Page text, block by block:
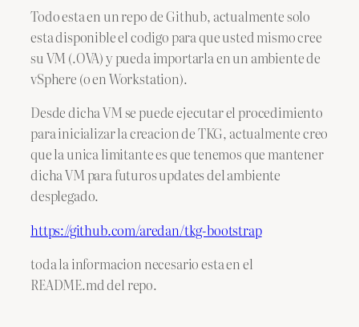
Todo esta en un repo de Github, actualmente solo
esta disponible el codigo para que usted mismo cree
su VM (.OVA) y pueda importarla en un ambiente de
vSphere (o en Workstation).
Desde dicha VM se puede ejecutar el procedimiento
para inicializar la creacion de TKG, actualmente creo
que la unica limitante es que tenemos que mantener
dicha VM para futuros updates del ambiente
desplegado.
https://github.com/aredan/tkg-bootstrap
toda la informacion necesario esta en el
README.md del repo.